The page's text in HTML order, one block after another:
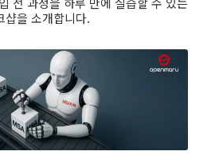
샵을 소개합니다.